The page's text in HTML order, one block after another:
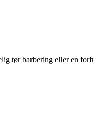
tør barbering eller en